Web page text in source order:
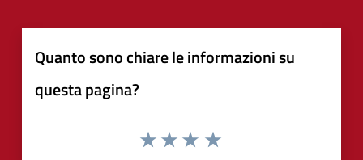
Quanto sono chiare le informazioni su
questa pagina?